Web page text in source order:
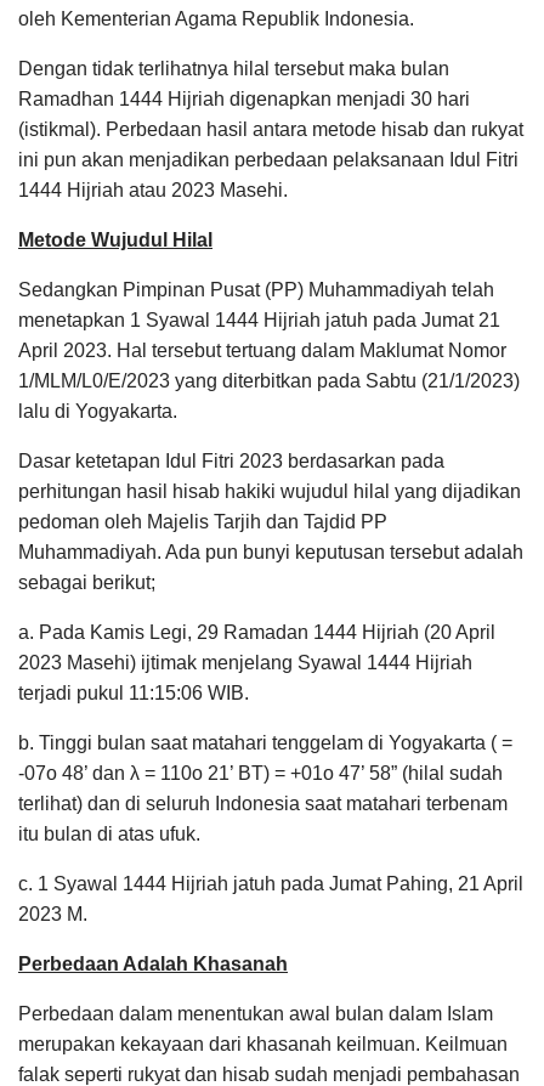
oleh Kementerian Agama Republik Indonesia.
Dengan tidak terlihatnya hilal tersebut maka bulan
Ramadhan 1444 Hijriah digenapkan menjadi 30 hari
(istikmal). Perbedaan hasil antara metode hisab dan rukyat
ini pun akan menjadikan perbedaan pelaksanaan Idul Fitri
1444 Hijriah atau 2023 Masehi.
Metode Wujudul Hilal
Sedangkan Pimpinan Pusat (PP) Muhammadiyah telah
menetapkan 1 Syawal 1444 Hijriah jatuh pada Jumat 21
April 2023. Hal tersebut tertuang dalam Maklumat Nomor
1/MLM/L0/E/2023 yang diterbitkan pada Sabtu (21/1/2023)
lalu di Yogyakarta.
Dasar ketetapan Idul Fitri 2023 berdasarkan pada
perhitungan hasil hisab hakiki wujudul hilal yang dijadikan
pedoman oleh Majelis Tarjih dan Tajdid PP
Muhammadiyah. Ada pun bunyi keputusan tersebut adalah
sebagai berikut;
a. Pada Kamis Legi, 29 Ramadan 1444 Hijriah (20 April
2023 Masehi) ijtimak menjelang Syawal 1444 Hijriah
terjadi pukul 11:15:06 WIB.
b. Tinggi bulan saat matahari tenggelam di Yogyakarta ( =
-07o 48’ dan λ = 110o 21’ BT) = +01o 47’ 58” (hilal sudah
terlihat) dan di seluruh Indonesia saat matahari terbenam
itu bulan di atas ufuk.
c. 1 Syawal 1444 Hijriah jatuh pada Jumat Pahing, 21 April
2023 M.
Perbedaan Adalah Khasanah
Perbedaan dalam menentukan awal bulan dalam Islam
merupakan kekayaan dari khasanah keilmuan. Keilmuan
falak seperti rukyat dan hisab sudah menjadi pembahasan